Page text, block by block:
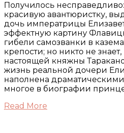
Получилось
красивую авантюристку,
дочь императрицы
эффектную картину
гибели самозванки в
крепости; но никто не
настоящей княжны
жизнь реальной дочери
наполнена
многое в биографии
Read More